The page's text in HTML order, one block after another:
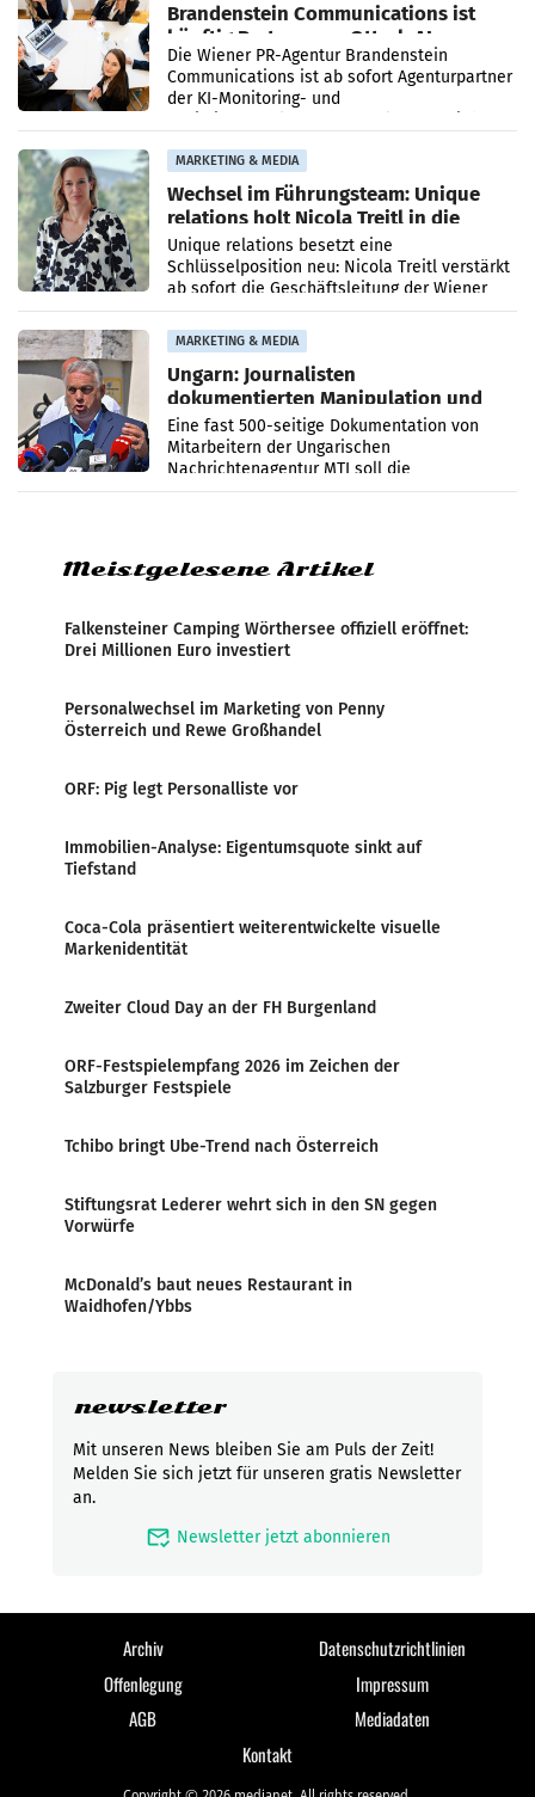
Brandenstein Communications ist
künftig Partner von OtterlyAI
Die Wiener PR-Agentur Brandenstein
Communications ist ab sofort Agenturpartner
der KI-Monitoring- und
MARKETING & MEDIA
Wechsel im Führungsteam: Unique
relations holt Nicola Treitl in die
Geschäftsleitung
Unique relations besetzt eine
Schlüsselposition neu: Nicola Treitl verstärkt
ab sofort die Geschäftsleitung der Wiener
PR-Agentur an der Seite von Josef Kalina und
Anna Kalina-Mahr.
MARKETING & MEDIA
Ungarn: Journalisten
dokumentierten Manipulation und
Zensur
Eine fast 500-seitige Dokumentation von
Mitarbeitern der Ungarischen
Nachrichtenagentur MTI soll die
systematische Nachrichten-Manipulation und
Meistgelesene Artikel
Falkensteiner Camping Wörthersee offiziell eröffnet:
Drei Millionen Euro investiert
Personalwechsel im Marketing von Penny
Österreich und Rewe Großhandel
ORF: Pig legt Personalliste vor
Immobilien-Analyse: Eigentumsquote sinkt auf
Tiefstand
Coca-Cola präsentiert weiterentwickelte visuelle
Markenidentität
Zweiter Cloud Day an der FH Burgenland
ORF-Festspielempfang 2026 im Zeichen der
Salzburger Festspiele
Tchibo bringt Ube-Trend nach Österreich
Stiftungsrat Lederer wehrt sich in den SN gegen
Vorwürfe
McDonald’s baut neues Restaurant in
Waidhofen/Ybbs
newsletter
Mit unseren News bleiben Sie am Puls der Zeit!
Melden Sie sich jetzt für unseren gratis Newsletter
an.
mark_email_read Newsletter jetzt abonnieren
Archiv
Datenschutzrichtlinien
Offenlegung
Impressum
AGB
Mediadaten
Kontakt